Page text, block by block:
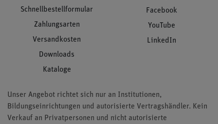
Schnellbestellformular
Zahlungsarten
Versandkosten
Downloads
Kataloge
Facebook
YouTube
LinkedIn
Unser Angebot richtet sich nur an Institutionen,
Bildungseinrichtungen und autorisierte Vertragshändler. Kein
Verkauf an Privatpersonen und nicht autorisierte